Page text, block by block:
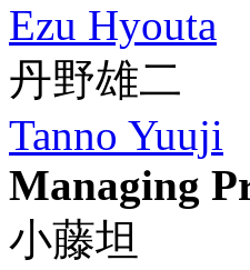
Ezu Hyouta
丹野雄二
Tanno Yuuji
Managing
小藤坦